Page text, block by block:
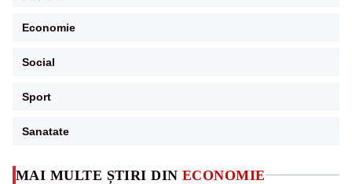
MAI MULTE ȘTIRI DIN ECONOMIE
Economie
Social
Sport
Sanatate